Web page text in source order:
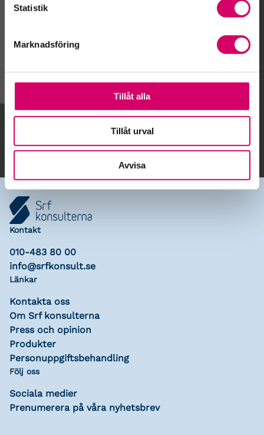
Statistik
Marknadsföring
Tillåt alla
Tillåt urval
Avvisa
Kalendarium
Gå till kalendariet
Lägg till i kalender
Kontakt
010-483 80 00
info@srfkonsult.se
Länkar
Kontakta oss
Om Srf konsulterna
Press och opinion
Produkter
Personuppgiftsbehandling
Följ oss
Sociala medier
Prenumerera på våra nyhetsbrev